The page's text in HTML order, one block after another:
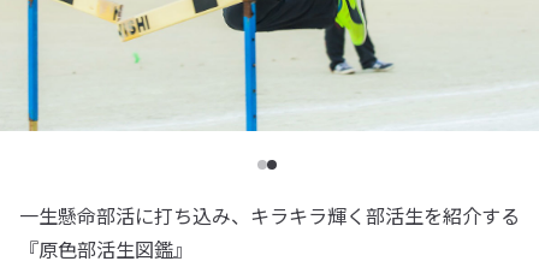
一生懸命部活に打ち込み、キラキラ輝く部活生を紹介する
『原色部活生図鑑』